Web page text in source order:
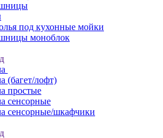
под кухонные мойки
моноблок
(багет/лофт)
простые
сенсорные
сенсорные/шкафчики